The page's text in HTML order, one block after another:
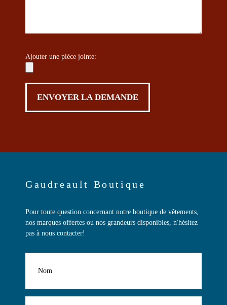
Ajouter une pièce jointe:
Gaudreault Boutique
Pour toute question concernant notre boutique de vêtements,
nos marques offertes ou nos grandeurs disponibles, n'hésitez
pas à nous contacter!